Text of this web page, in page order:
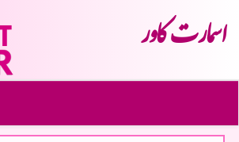
اسمارت كاور